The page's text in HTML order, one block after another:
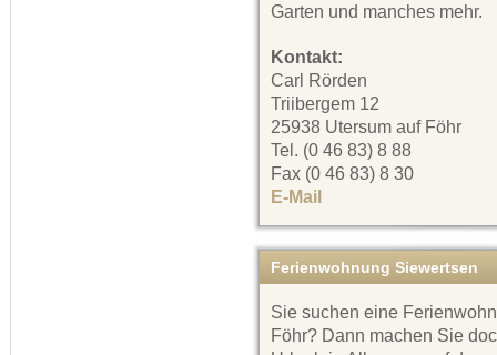
Garten und manches mehr.
Kontakt:
Carl Rörden
Triibergem 12
25938 Utersum auf Föhr
Tel. (0 46 83) 8 88
Fax (0 46 83) 8 30
E-Mail
Ferienwohnung Siewertsen
Sie suchen eine
Föhr? Dann machen Sie